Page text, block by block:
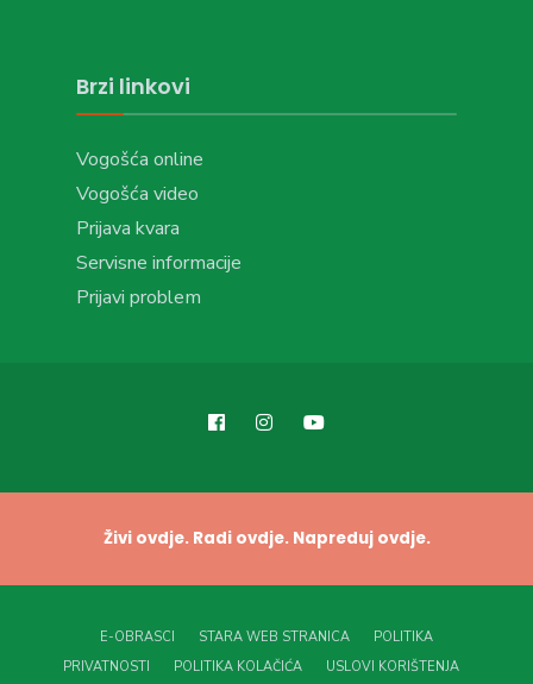
Brzi linkovi
Vogošća online
Vogošća video
Prijava kvara
Servisne informacije
Prijavi problem
Živi ovdje. Radi ovdje. Napreduj ovdje.
E-OBRASCI STARA WEB STRANICA
POLITIKA
PRIVATNOSTI
POLITIKA KOLAČIĆA USLOVI KORIŠTENJA